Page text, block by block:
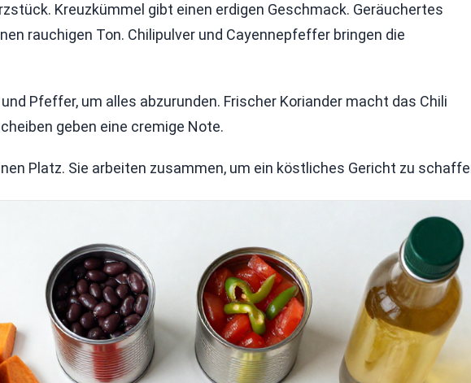
Kreuzkümmel gibt einen erdigen Geschmack. Geräuchertes
rauchigen Ton. Chilipulver und Cayennepfeffer bringen die
Pfeffer, um alles abzurunden. Frischer Koriander macht das Chili
geben eine cremige Note.
Platz. Sie arbeiten zusammen, um ein köstliches Gericht zu